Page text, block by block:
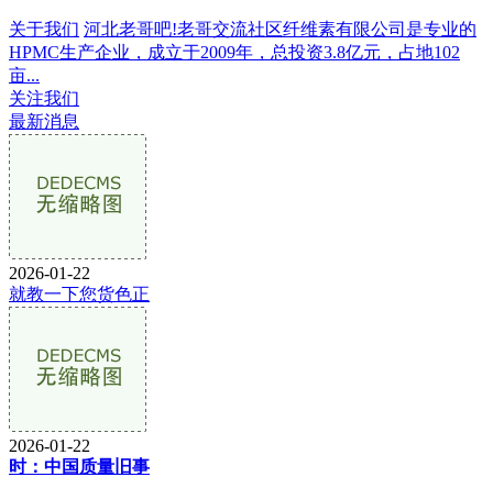
关于我们 河北老哥吧!老哥交流社区纤维素有限公司是专业的
HPMC生产企业，成立于2009年，总投资3.8亿元，占地102
亩...
关注我们
最新消息
2026-01-22
就教一下您货色正
2026-01-22
时：中国质量旧事